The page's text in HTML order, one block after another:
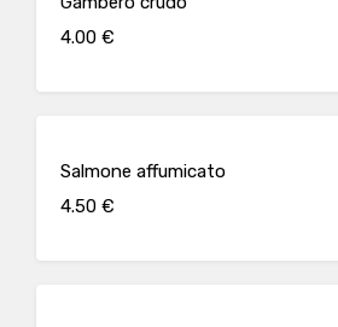
4.00 €
Salmone affumicato
4.50 €